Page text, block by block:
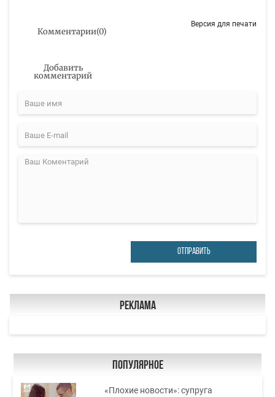
Комментарии(0)
Версия для печати
Добавить
комментарий
ОТПРАВИТЬ
Реклама
Популярное
«Плохие новости»: супруга